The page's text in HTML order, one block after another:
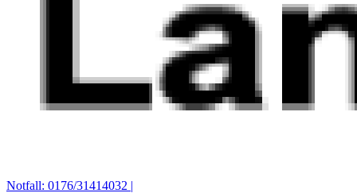
Notfall: 0176/31414032 |